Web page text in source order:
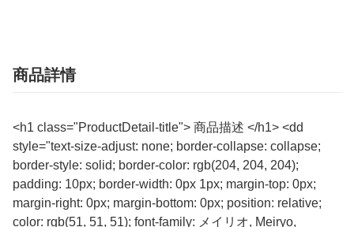
商品詳情
<h1 class="ProductDetail-title"> 商品描述 </h1> <dd
style="text-size-adjust: none; border-collapse: collapse;
border-style: solid; border-color: rgb(204, 204, 204);
padding: 10px; border-width: 0px 1px; margin-top: 0px;
margin-right: 0px; margin-bottom: 0px; position: relative;
color: rgb(51, 51, 51); font-family: メイリオ, Meiryo,